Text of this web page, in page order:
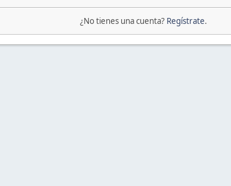
¿No tienes una cuenta? Regístrate.